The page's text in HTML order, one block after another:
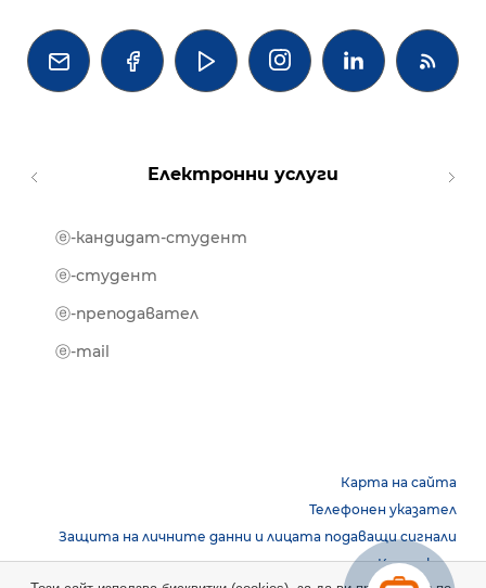
   
Електронни услуги
ⓔ-кандидат-студент
ⓔ-студент
ⓔ-преподавател
ⓔ-mail
Карта на сайта
Телефонен указател
Защита на личните данни и лицата подаващи сигнали
Контакти